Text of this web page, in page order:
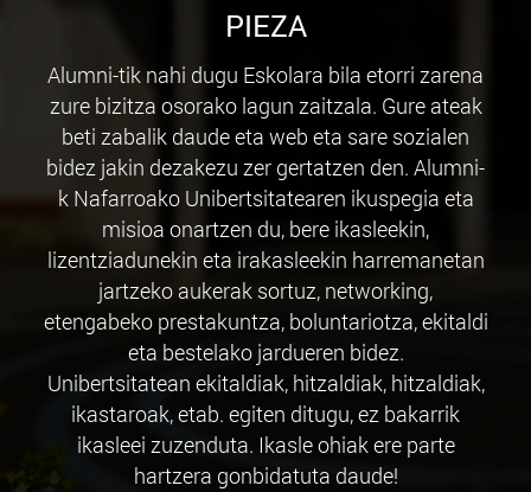
PIEZA
Alumni-tik nahi dugu Eskolara bila etorri zarena
zure bizitza osorako lagun zaitzala. Gure ateak
beti zabalik daude eta web eta sare sozialen
bidez jakin dezakezu zer gertatzen den. Alumni-
k Nafarroako Unibertsitatearen ikuspegia eta
misioa onartzen du, bere ikasleekin,
lizentziadunekin eta irakasleekin harremanetan
jartzeko aukerak sortuz, networking,
etengabeko prestakuntza, boluntariotza, ekitaldi
eta bestelako jardueren bidez.
Unibertsitatean ekitaldiak, hitzaldiak, hitzaldiak,
ikastaroak, etab. egiten ditugu, ez bakarrik
ikasleei zuzenduta. Ikasle ohiakere parte
hartzera gonbidatuta daude!